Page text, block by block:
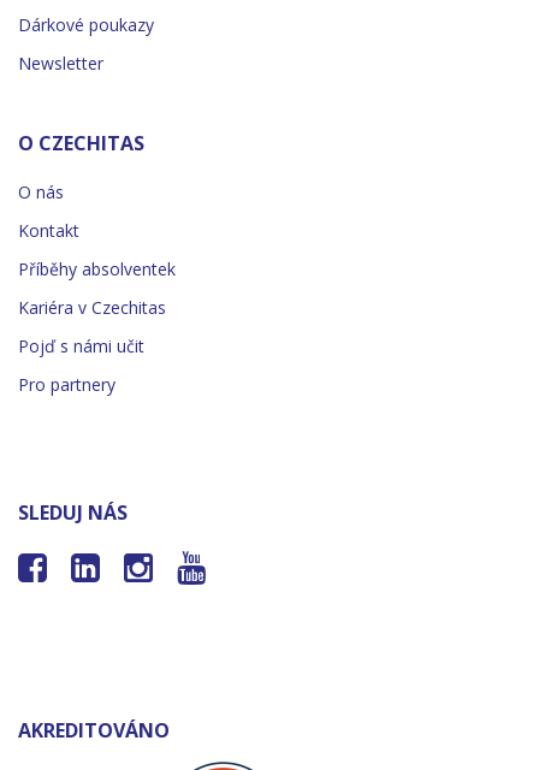
Dárkové poukazy
Newsletter
O CZECHITAS
O nás
Kontakt
Příběhy absolventek
Kariéra v Czechitas
Pojď s námi učit
Pro partnery
SLEDUJ NÁS
   
AKREDITOVÁNO